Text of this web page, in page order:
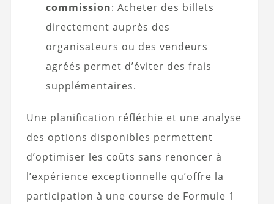
commission: Acheter des billets
directement auprès des
organisateurs ou des vendeurs
agréés permet d’éviter des frais
supplémentaires.
Une planification réfléchie et une analyse
des options disponibles permettent
d’optimiser les coûts sans renoncer à
l’expérience exceptionnelle qu’offre la
participation à une course de Formule 1